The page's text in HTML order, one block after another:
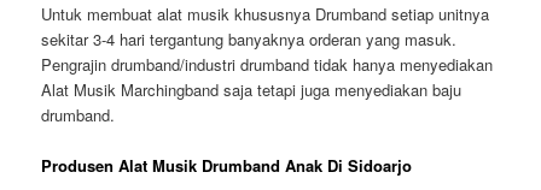
Untuk membuat alat musik khususnya Drumband setiap unitnya
sekitar 3-4 hari tergantung banyaknya orderan yang masuk.
Pengrajin drumband/industri drumband tidak hanya menyediakan
Alat Musik Marchingband saja tetapi juga menyediakan baju
drumband.
Produsen Alat Musik Drumband Anak Di Sidoarjo